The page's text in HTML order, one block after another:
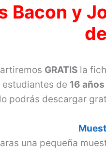
Bacon y
GRATIS la
estudiantes de 16 años
podrás descargar
una pequeña